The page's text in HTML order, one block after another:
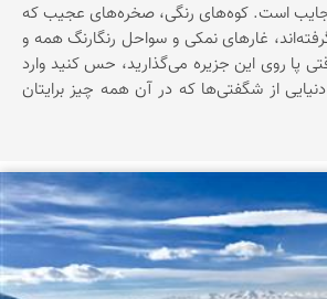
است. کوه‌های رنگی، صخره‌های عجیب که
غارهای نمکی و سواحل رنگارنگ همه و
پا روی این جزیره می‌گذارید، حس کنید وارد
از شگفتی‌ها که در آن همه چیز برایتان